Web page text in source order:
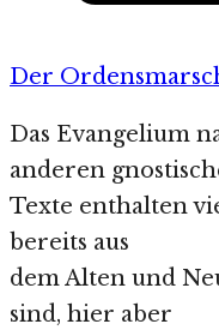
Der
Das Evangelium
anderen
Texte enthalten
bereits aus
dem Alten und
sind, hier aber